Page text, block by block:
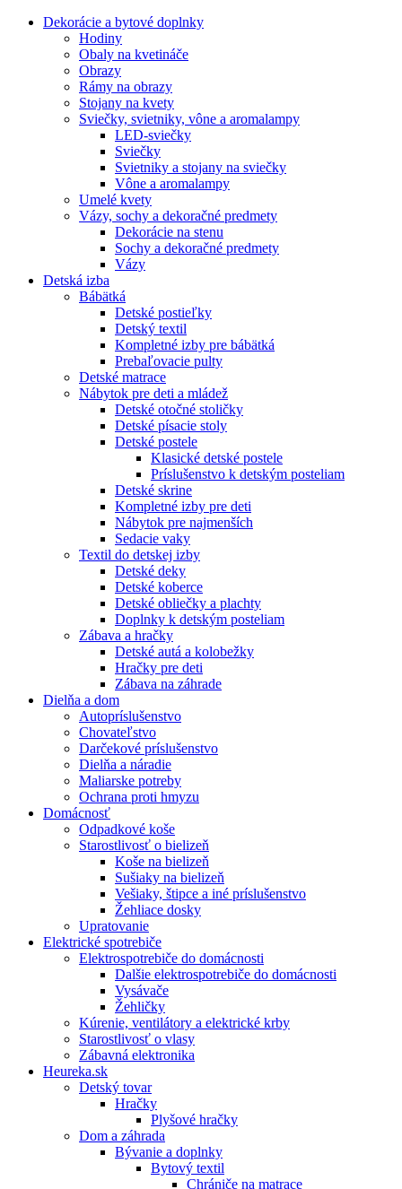
Dekorácie a bytové doplnky
Hodiny
Obaly na kvetináče
Obrazy
Rámy na obrazy
Stojany na kvety
Sviečky, svietniky, vône a aromalampy
LED-sviečky
Sviečky
Svietniky a stojany na sviečky
Vône a aromalampy
Umelé kvety
Vázy, sochy a dekoračné predmety
Dekorácie na stenu
Sochy a dekoračné predmety
Vázy
Detská izba
Bábätká
Detské postieľky
Detský textil
Kompletné izby pre bábätká
Prebaľovacie pulty
Detské matrace
Nábytok pre deti a mládež
Detské otočné stoličky
Detské písacie stoly
Detské postele
Klasické detské postele
Príslušenstvo k detským posteliam
Detské skrine
Kompletné izby pre deti
Nábytok pre najmenších
Sedacie vaky
Textil do detskej izby
Detské deky
Detské koberce
Detské obliečky a plachty
Doplnky k detským posteliam
Zábava a hračky
Detské autá a kolobežky
Hračky pre deti
Zábava na záhrade
Dielňa a dom
Autopríslušenstvo
Chovateľstvo
Darčekové príslušenstvo
Dielňa a náradie
Maliarske potreby
Ochrana proti hmyzu
Domácnosť
Odpadkové koše
Starostlivosť o bielizeň
Koše na bielizeň
Sušiaky na bielizeň
Vešiaky, štipce a iné príslušenstvo
Žehliace dosky
Upratovanie
Elektrické spotrebiče
Elektrospotrebiče do domácnosti
Dalšie elektrospotrebiče do domácnosti
Vysávače
Žehličky
Kúrenie, ventilátory a elektrické krby
Starostlivosť o vlasy
Zábavná elektronika
Heureka.sk
Detský tovar
Hračky
Plyšové hračky
Dom a záhrada
Bývanie a doplnky
Bytový textil
Chrániče na matrace